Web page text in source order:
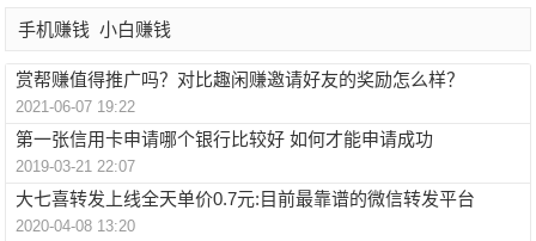
手机赚钱 小白赚钱
赏帮赚值得推广吗？对比趣闲赚邀请好友的奖励怎么样？
2021-06-07 19:22
第一张信用卡申请哪个银行比较好 如何才能申请成功
2019-03-21 22:07
大七喜转发上线全天单价0.7元:目前最靠谱的微信转发平台
2020-04-08 13:20